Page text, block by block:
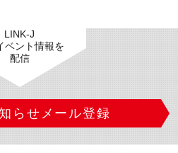
LINK-J
ベント情報を
配信
らせメール登録